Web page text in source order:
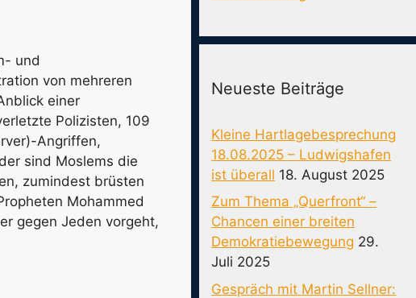
und
von mehreren
einer
Polizisten, 109
Angriffen,
sind Moslems die
zumindest brüsten
Mohammed
gegen Jeden vorgeht,
Neueste Beiträge
Kleine Hartlagebesprechung
18.08.2025 – Ludwigshafen
ist überall 18. August 2025
Zum Thema „Querfront“ –
Chancen einer breiten
Demokratiebewegung 29.
Juli 2025
Gespräch mit Martin Sellner: